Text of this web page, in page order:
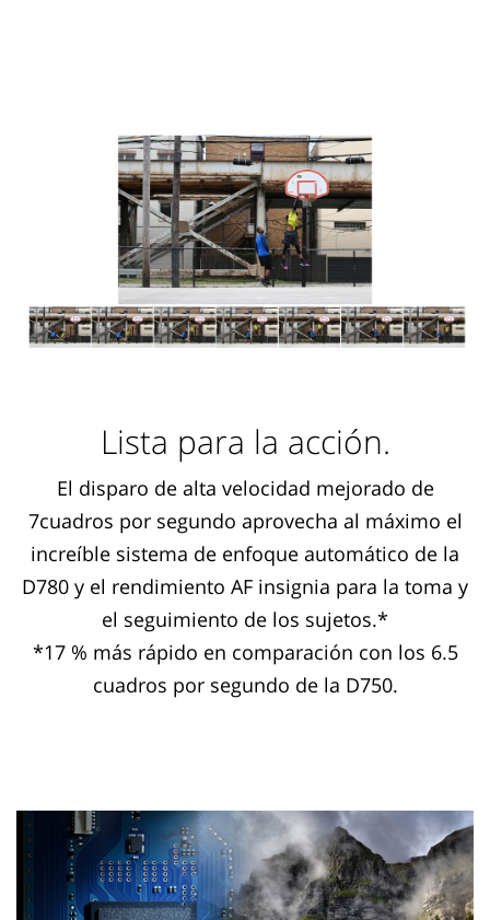
Lista para la acción.
El disparo de alta velocidad mejorado de
7cuadros por segundo aprovecha al máximo el
increíble sistema de enfoque automático de la
D780 y el rendimiento AF insignia para la toma y
el seguimiento de los sujetos.*
*17 % más rápido en comparación con los 6.5
cuadros por segundo de la D750.